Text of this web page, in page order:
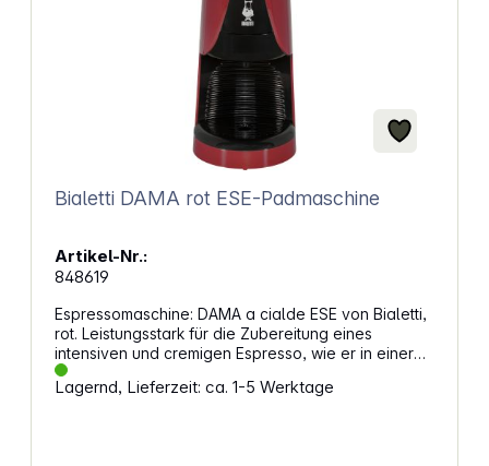
Bialetti DAMA rot ESE-Padmaschine
Artikel-Nr.:
848619
Espressomaschine: DAMA a cialde ESE von Bialetti,
rot. Leistungsstark für die Zubereitung eines
intensiven und cremigen Espresso, wie er in einer
italienischen Bar serviert wird. Nachhaltig dank der
Verwendung von recyceltem Kunststoff und der
Lagernd, Lieferzeit: ca. 1-5 Werktage